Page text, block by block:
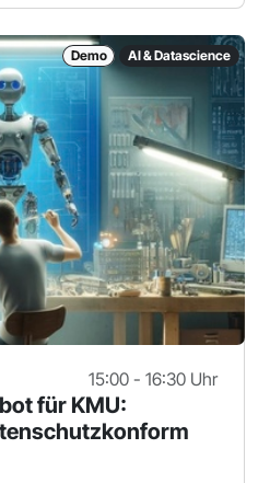
Demo AI & Datascience
15:00 - 16:30 Uhr
für KMU: